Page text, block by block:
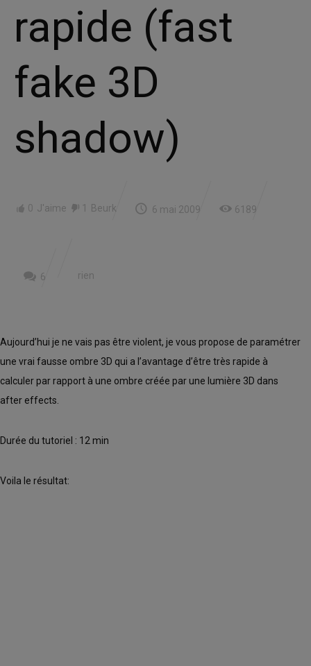
rapide (fast
fake 3D
shadow)
0 J'aime 1 Beurk 6 mai 2009 6189
6 rien
Aujourd’hui je ne vais pas être violent, je vous propose de paramétrer
une vrai fausse ombre 3D qui a l’avantage d’être très rapide à
calculer par rapport à une ombre créée par une lumière 3D dans
after effects.
Durée du tutoriel : 12 min
Voila le résultat: